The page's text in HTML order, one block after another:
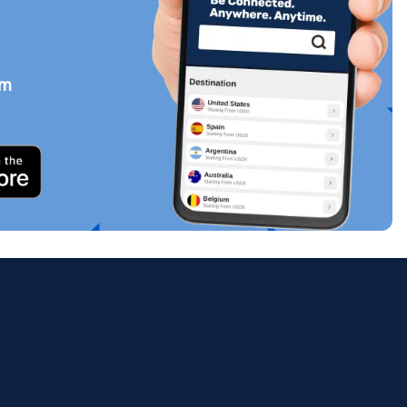
Zamknij wyskakujące okno